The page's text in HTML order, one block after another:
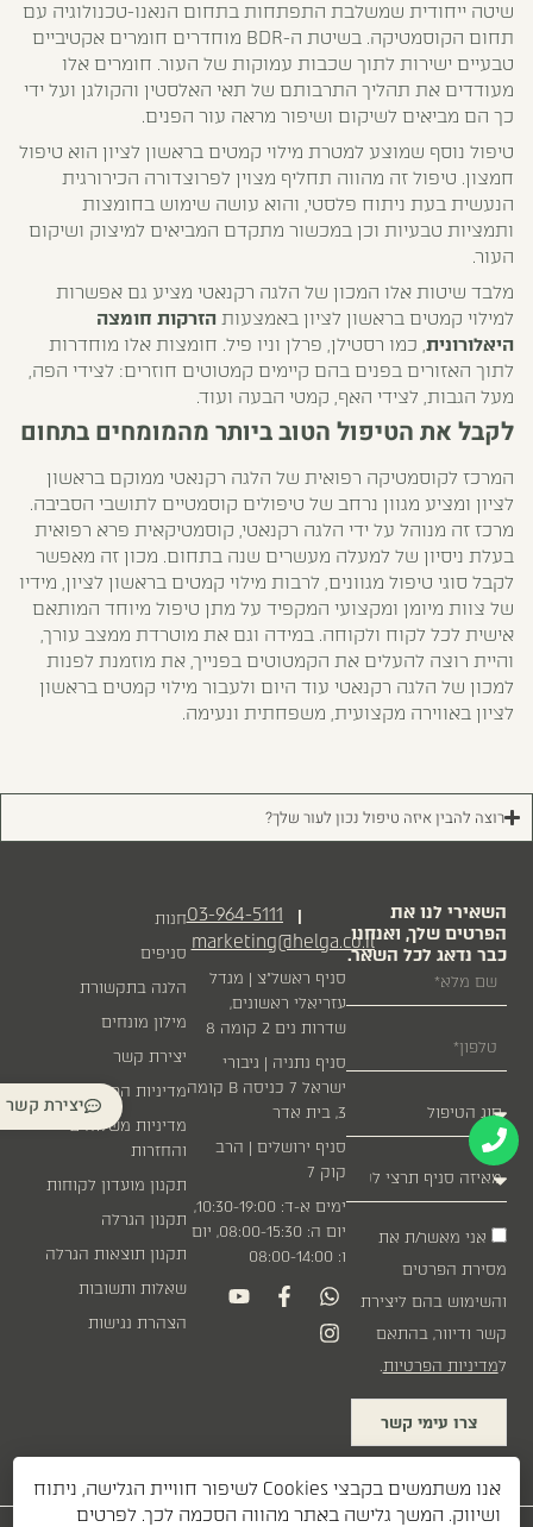
שיטה ייחודית שמשלבת התפתחות בתחום הנאנו-טכנולוגיה עם
תחום הקוסמטיקה. בשיטת ה-BDR מוחדרים חומרים אקטיביים
טבעיים ישירות לתוך שכבות עמוקות של העור. חומרים אלו
מעודדים את תהליך התרבותם של תאי האלסטין והקולגן ועל ידי
כך הם מביאים לשיקום ושיפור מראה עור הפנים.
טיפול נוסף שמוצע למטרת מילוי קמטים בראשון לציון הוא טיפול
חמצון. טיפול זה מהווה תחליף מצוין לפרוצדורה הכירורגית
הנעשית בעת ניתוח פלסטי, והוא עושה שימוש בחומצות
ותמציות טבעיות וכן במכשור מתקדם המביאים למיצוק ושיקום
העור.
מלבד שיטות אלו המכון של הלגה רקנאטי מציע גם אפשרות
למילוי קמטים בראשון לציון באמצעות הזרקות חומצה
היאלורונית, כמו רסטילן, פרלן וניו פיל. חומצות אלו מוחדרות
לתוך האזורים בפנים בהם קיימים קמטוטים חוזרים: לצידי הפה,
מעל הגבות, לצידי האף, קמטי הבעה ועוד.
לקבל את הטיפול הטוב ביותר מהמומחים בתחום
המרכז לקוסמטיקה רפואית של הלגה רקנאטי ממוקם בראשון
לציון ומציע מגוון נרחב של טיפולים קוסמטיים לתושבי הסביבה.
מרכז זה מנוהל על ידי הלגה רקנאטי, קוסמטיקאית פרא רפואית
בעלת ניסיון של למעלה מעשרים שנה בתחום. מכון זה מאפשר
לקבל סוגי טיפול מגוונים, לרבות מילוי קמטים בראשון לציון, מידיו
של צוות מיומן ומקצועי המקפיד על מתן טיפול מיוחד המותאם
אישית לכל לקוח ולקוחה. במידה וגם את מוטרדת ממצב עורך,
והיית רוצה להעלים את הקמטוטים בפנייך, את מוזמנת לפנות
למכון של הלגה רקנאטי עוד היום ולעבור מילוי קמטים בראשון
לציון באווירה מקצועית, משפחתית ונעימה.
רוצה להבין איזה טיפול נכון לעור שלך?
03-964-5111 |
marketing@helga.co.il
סניף ראשל״צ | מגדל
עזריאלי ראשונים,
שדרות נים 2 קומה 8
סניף נתניה | גיבורי
ישראל 7 כניסה B קומה
3, בית אדר
סניף ירושלים | הרב
קוק 7
ימים א-ד: 10:30-19:00,
יום ה: 08:00-15:30, יום
ו: 08:00-14:00
חנות
סניפים
הלגה בתקשורת
מילון מונחים
יצירת קשר
מדיניות הפרטיות
מדיניות משלוחים
והחזרות
תקנון מועדון לקוחות
תקנון הגרלה
תקנון תוצאות הגרלה
שאלות ותשובות
הצהרת נגישות
השאירי לנו את
הפרטים שלך, ואנחנו
כבר נדאג לכל השאר.
אני מאשר/ת את
מסירת הפרטים
והשימוש בהם ליצירת
קשר ודיוור, בהתאם
למדיניות הפרטיות.
צרו עימי קשר
יצירת קשר
אנו משתמשים בקבצי Cookies לשיפור חוויית הגלישה, ניתוח
ושיווק. המשך גלישה באתר מהווה הסכמה לכך. לפרטים